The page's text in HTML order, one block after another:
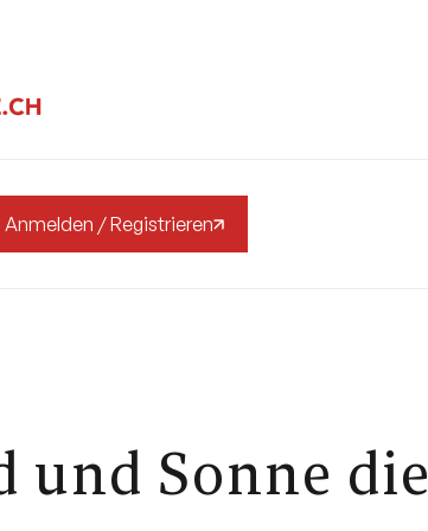
Anmelden / Registrieren
und Sonne die